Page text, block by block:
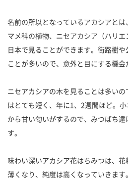
名前の所以となっているアカシアとは
マメ科の植物、ニセアカシア（ハリ
日本で見ることができます。街路樹
ことが多いので、意外と目にする機会
ニセアカシアの木を見ることは多い
はとても短く、年に1、2週間ほど。
から甘い匂いがするので、みつばち
す。
味わい深いアカシア花はちみつは、
薄くなり、純度は高くなっていきます。